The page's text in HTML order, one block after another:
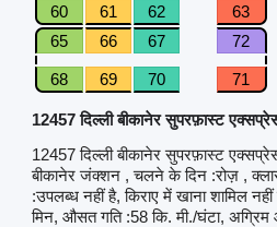
60 61 62
63
65
66 67 72
68 69 70 71
12457 दिल्ली बीकानेर सुपरफ़ास्ट
12457 दिल्ली बीकानेर सुपरफ़ास्ट
बीकानेर जंक्शन , चलने के दिन :रोज़ ,
:उपलब्ध नहीं है, किराए में खाना शामिल
मिन, औसत गति :58 कि. मी./घंटा,